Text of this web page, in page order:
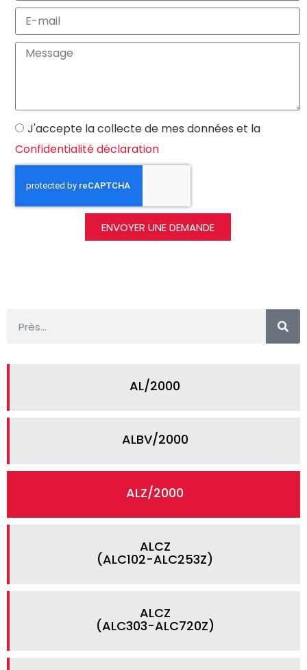
J'accepte la collecte de mes données et la
Confidentialité déclaration
ENVOYER UNE DEMANDE
AL/2000
ALBV/2000
ALZ/2000
ALCZ
(ALC102-ALC253Z)
ALCZ
(ALC303-ALC720Z)